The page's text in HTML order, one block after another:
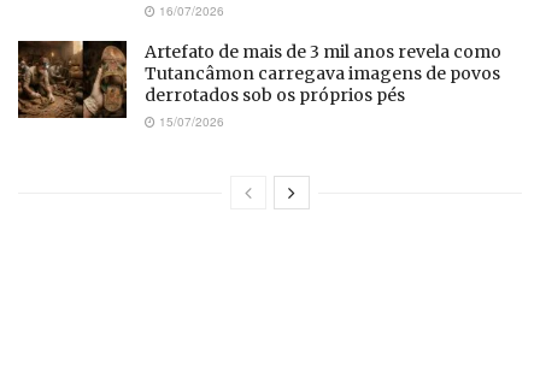
16/07/2026
Artefato de mais de 3 mil anos revela como
Tutancâmon carregava imagens de povos
derrotados sob os próprios pés
15/07/2026